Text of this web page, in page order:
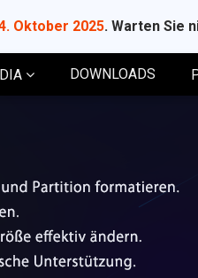
Oktober 2025. Warten Sie
DOWNLOADS